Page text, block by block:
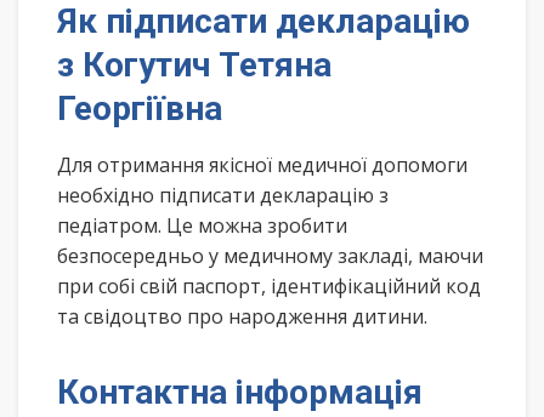
Як підписати декларацію
з Когутич Тетяна
Георгіївна
Для отримання якісної медичної допомоги
необхідно підписати декларацію з
педіатром. Це можна зробити
безпосередньо у медичному закладі, маючи
при собі свій паспорт, ідентифікаційний код
та свідоцтво про народження дитини.
Контактна інформація